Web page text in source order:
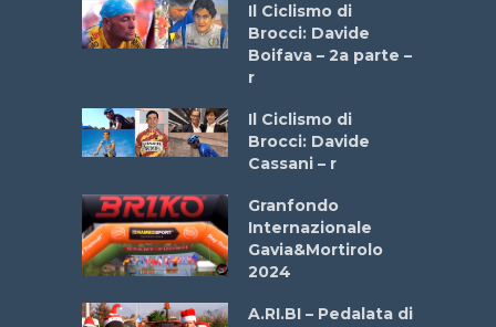
Il Ciclismo di
Brocci: Davide
Boifava – 2a parte –
r
Il Ciclismo di
Brocci: Davide
Cassani – r
Granfondo
Internazionale
Gavia&Mortirolo
2024
A.RI.BI – Pedalata di